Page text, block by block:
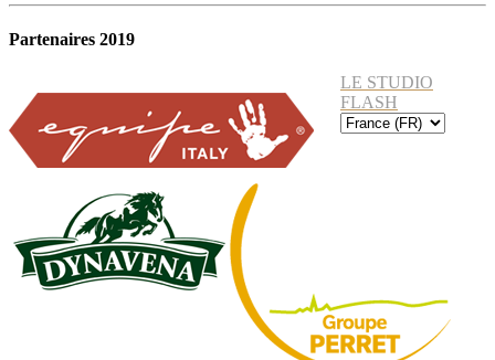
Partenaires 2019
LE STUDIO
FLASH